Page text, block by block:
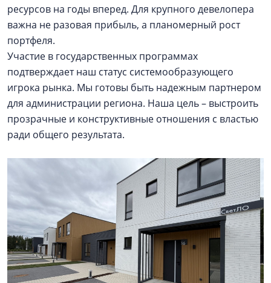
ресурсов на годы вперед. Для крупного девелопера
важна не разовая прибыль, а планомерный рост
портфеля.
Участие в государственных программах
подтверждает наш статус системообразующего
игрока рынка. Мы готовы быть надежным партнером
для администрации региона. Наша цель – выстроить
прозрачные и конструктивные отношения с властью
ради общего результата.